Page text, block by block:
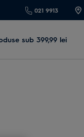
021 9913
sub 399,99 lei